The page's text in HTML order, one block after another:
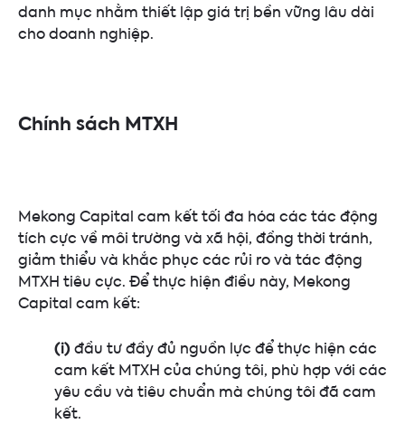
danh mục nhằm thiết lập giá trị bền vững lâu dài
chodoanh nghiệp.
Chính sách MTXH
Mekong Capital cam kết tối đa hóa các tác động
tích cực về môi trường và xã hội, đồng thời tránh,
giảm thiểu và khắc phục các rủi ro và tác động
MTXH tiêu cực. Để thực hiện điều này, Mekong
Capital cam kết:
(i) đầu tư đầy đủ nguồn lực để thực hiện các
cam kết MTXH của chúng tôi, phù hợp với các
yêu cầu và tiêu chuẩn mà chúng tôi đã cam
kết.